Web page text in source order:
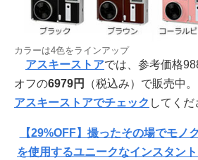
カラーは4色をラインアップ
アスキーストアでは、参考価格
オフの6979円
（税込み）で販売中
アスキーストアでチェック してくだ
【29%OFF】撮ったその場でモノ
を使用するユニークなインスタン